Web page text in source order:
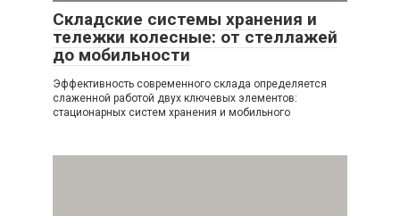
Складские системы хранения и
тележки колесные: от стеллажей
до мобильности
Эффективность современного склада определяется
слаженной работой двух ключевых элементов:
стационарных систем хранения и мобильного